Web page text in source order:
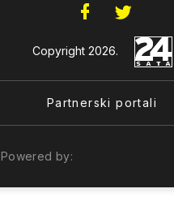
Copyright 2026.
Partnerski portali
Powered by: